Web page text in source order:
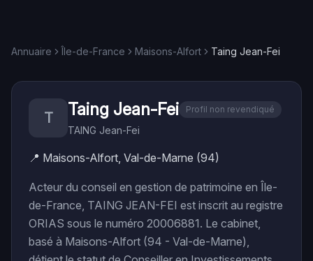
Annuaire Île-de-France Maisons-Alfort Taing Jean-Fei
T Taing Jean-Fei Profil non revendiqué
TAING Jean-Fei
📍 Maisons-Alfort, Val-de-Marne (94)
Acteur du conseil en gestion de patrimoine en Île-
de-France, TAING JEAN-FEI est inscrit au registre
ORIAS sous le numéro 20006881. Le cabinet,
basé à Maisons-Alfort (94 - Val-de-Marne),